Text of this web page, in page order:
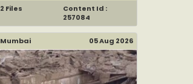
2 Files
Content Id :
257084
Mumbai 05 Aug 2026